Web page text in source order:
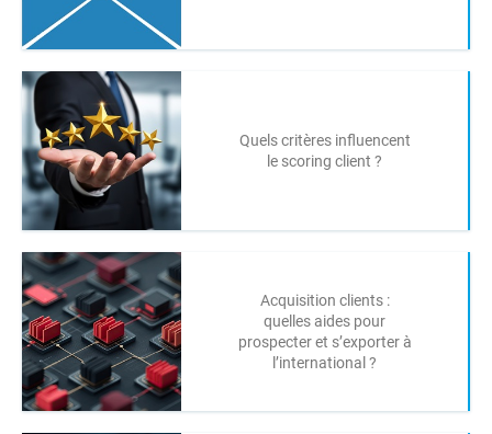
Quels critères influencent
le scoring client ?
Acquisition clients :
quelles aides pour
prospecter et s’exporter à
l’international ?